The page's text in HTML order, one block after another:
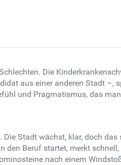
Die
aus einer anderen Stadt –,
und Pragmatismus, das
Stadt wächst, klar, doch
den Beruf startet, merkt
nach einem